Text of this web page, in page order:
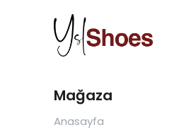
Mağaza
Anasayfa